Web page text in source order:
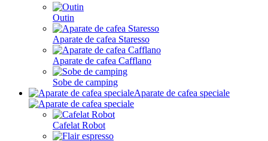
Outin
Aparate de cafea Staresso
Aparate de cafea Cafflano
Sobe de camping
Aparate de cafea speciale
Cafelat Robot